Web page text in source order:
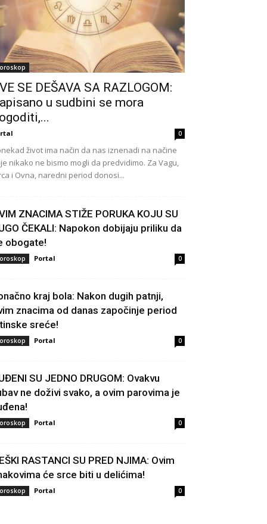
SE DEŠAVA SA RAZLOGOM:
u sudbini se mora
0
život ima način da nas iznenadi na načine
nikako ne bismo mogli da predvidimo. Za Vagu,
i Ovna, naredni period donosi...
ZNACIMA STIŽE PORUKA KOJU SU
ČEKALI: Napokon dobijaju priliku da
obogate!
Portal 0
kraj bola: Nakon dugih patnji,
znacima od danas započinje period
sreće!
Portal 0
SU JEDNO DRUGOM: Ovakvu
ne doživi svako, a ovim parovima je
Portal 0
RASTANCI SU PRED NJIMA: Ovim
će srce biti u delićima!
Portal 0